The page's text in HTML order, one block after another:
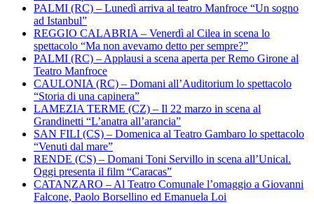
PALMI (RC) – Lunedì arriva al teatro Manfroce “Un sogno
ad Istanbul”
REGGIO CALABRIA – Venerdì al Cilea in scena lo
spettacolo “Ma non avevamo detto per sempre?”
PALMI (RC) – Applausi a scena aperta per Remo Girone al
Teatro Manfroce
CAULONIA (RC) – Domani all’Auditorium lo spettacolo
“Storia di una capinera”
LAMEZIA TERME (CZ) – Il 22 marzo in scena al
Grandinetti “L’anatra all’arancia”
SAN FILI (CS) – Domenica al Teatro Gambaro lo spettacolo
“Venuti dal mare”
RENDE (CS) – Domani Toni Servillo in scena all’Unical.
Oggi presenta il film “Caracas”
CATANZARO – Al Teatro Comunale l’omaggio a Giovanni
Falcone, Paolo Borsellino ed Emanuela Loi